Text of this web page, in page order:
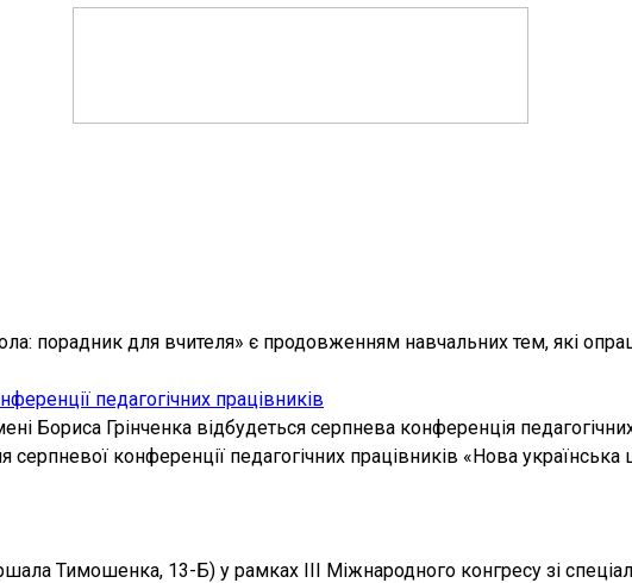
порадник для вчителя» є продовженням навчальних тем, які
педагогічних працівників
Бориса Грінченка відбудеться серпнева конференція
конференції педагогічних працівників «Нова
Тимошенка, 13-Б) у рамках III Міжнародного конгресу зі